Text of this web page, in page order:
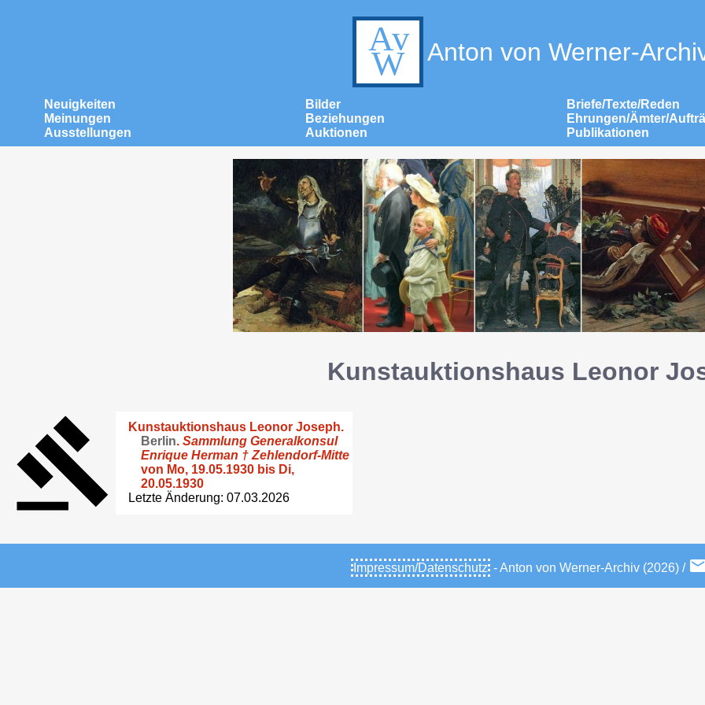
Anton von Werner-
Neuigkeiten Bilder
Briefe/Texte/Reden
Meinungen
Beziehungen
Ehrungen/Ämter/
Ausstellungen
Auktionen Publikationen
Kunstauktionshaus Leonor
Kunstauktionshaus Leonor Joseph.
Berlin. Sammlung Generalkonsul
Enrique Herman † Zehlendorf-Mitte
von Mo, 19.05.1930 bis Di,
20.05.1930
Letzte Änderung: 07.03.2026
Impressum/Datenschutz - Anton von Werner-Archiv (2026) /